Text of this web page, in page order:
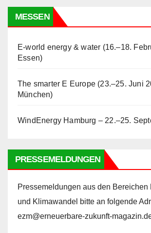
MESSEN
E-world energy & water (16.–18.
Essen)
The smarter E Europe (23.–25. Juni
München)
WindEnergy Hamburg – 22.–25.
PRESSEMELDUNGEN
Pressemeldungen aus den Bereichen
und Klimawandel bitte an folgende
ezm@erneuerbare-zukunft-